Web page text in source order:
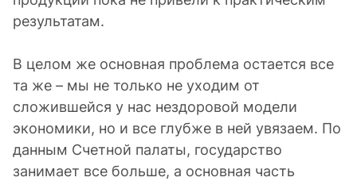
результатам.
В целом же основная проблема остается все
та же – мы не только не уходим от
сложившейся у нас нездоровой модели
экономики, но и все глубже в ней увязаем. По
данным Счетной палаты, государство
занимает все больше, а основная часть